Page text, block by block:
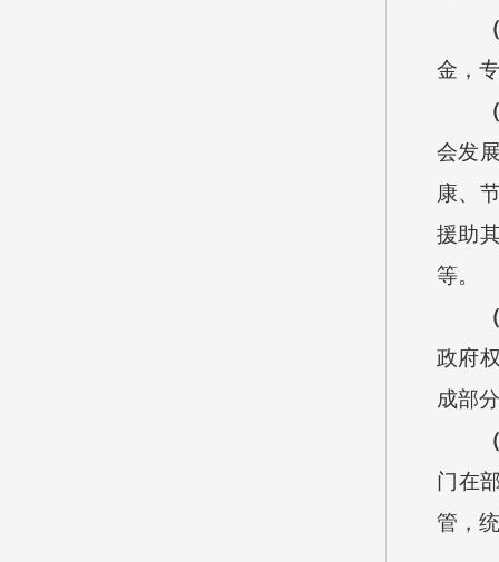
金，
会发
康、
援助
等。
政府
成部
门在
管，